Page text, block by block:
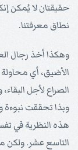
حقيقتان لا يُمكن
نطاق معرفتنا.
وهكذا أخذ رجال
الأضيق، أي محاولة
الصراع لأجل
وبذا تحققت نبوءة
هذه النظرية في
التاسع عشر. ولكن